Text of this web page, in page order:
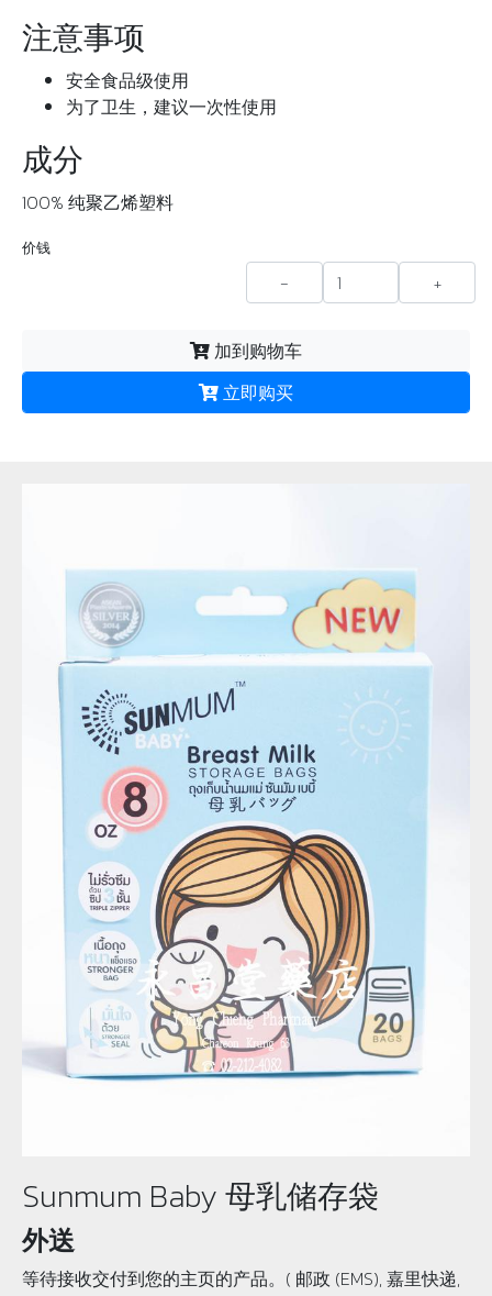
注意事项
安全食品级使用
为了卫生，建议一次性使用
成分
100% 纯聚乙烯塑料
价钱
- +
加到购物车
立即购买
Sunmum Baby 母乳储存袋
外送
等待接收交付到您的主页的产品。( 邮政 (EMS), 嘉里快递,